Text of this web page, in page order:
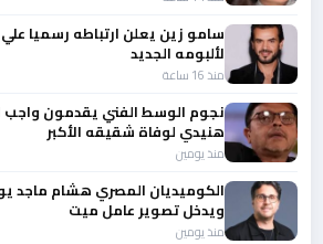
سامو زين يعلن ارتباطه رسميا
لألبومه الجديد
منذ 16 ساعة
نجوم الوسط الفني يقدمون واجب
هنيدي لوفاة شقيقه الأكبر
منذ يومين
الكوميديان المصري هشام ماجد
ويدخل تصوير عامل ميت
منذ يومين